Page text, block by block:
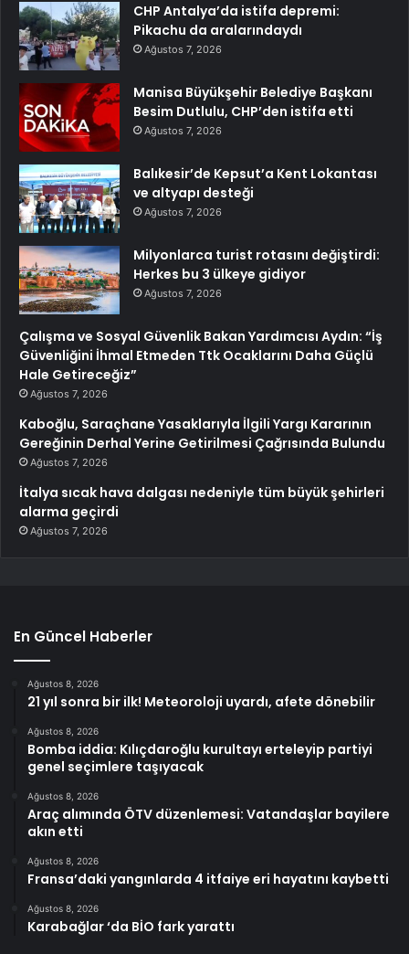
CHP Antalya’da istifa depremi:
Pikachu da aralarındaydı
Ağustos 7, 2026
Manisa Büyükşehir Belediye Başkanı
Besim Dutlulu, CHP’den istifa etti
Ağustos 7, 2026
Balıkesir’de Kepsut’a Kent Lokantası
ve altyapı desteği
Ağustos 7, 2026
Milyonlarca turist rotasını değiştirdi:
Herkes bu 3 ülkeye gidiyor
Ağustos 7, 2026
Çalışma ve Sosyal Güvenlik Bakan Yardımcısı Aydın: “İş
Güvenliğini İhmal Etmeden Ttk Ocaklarını Daha Güçlü
Hale Getireceğiz”
Ağustos 7, 2026
Kaboğlu, Saraçhane Yasaklarıyla İlgili Yargı Kararının
Gereğinin Derhal Yerine Getirilmesi Çağrısında Bulundu
Ağustos 7, 2026
İtalya sıcak hava dalgası nedeniyle tüm büyük şehirleri
alarma geçirdi
Ağustos 7, 2026
En Güncel Haberler
Ağustos 8, 2026
21 yıl sonra bir ilk! Meteoroloji uyardı, afete dönebilir
Ağustos 8, 2026
Bomba iddia: Kılıçdaroğlu kurultayı erteleyip partiyi
genel seçimlere taşıyacak
Ağustos 8, 2026
Araç alımında ÖTV düzenlemesi: Vatandaşlar bayilere
akın etti
Ağustos 8, 2026
Fransa’daki yangınlarda 4 itfaiye eri hayatını kaybetti
Ağustos 8, 2026
Karabağlar ‘da BİO fark yarattı